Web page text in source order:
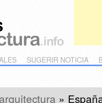
SUGERIR NOTICIA
»